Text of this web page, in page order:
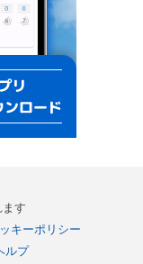
す
キーポリシー
ルプ